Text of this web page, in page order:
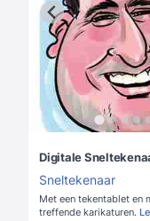
Digitale
Sneltekenaar
Met een tekentablet en
treffende karikaturen.